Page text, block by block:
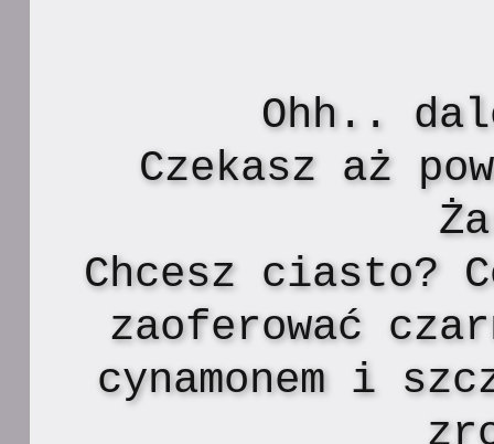
Ohh..
Czekasz aż
Chcesz ciasto?
zaoferować
cynamonem i